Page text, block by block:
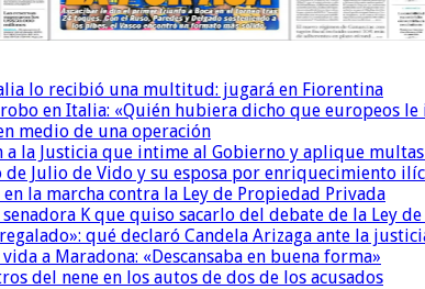
lo recibió una multitud: jugará en Fiorentina
en Italia: «Quién hubiera dicho que europeos
medio de una operación
la Justicia que intime al Gobierno y aplique
de Julio de Vido y su esposa por enriquecimiento
la marcha contra la Ley de Propiedad Privada
K que quiso sacarlo del debate de la Ley
qué declaró Candela Arizaga ante la
a Maradona: «Descansaba en buena forma»
del nene en los autos de dos de los acusados